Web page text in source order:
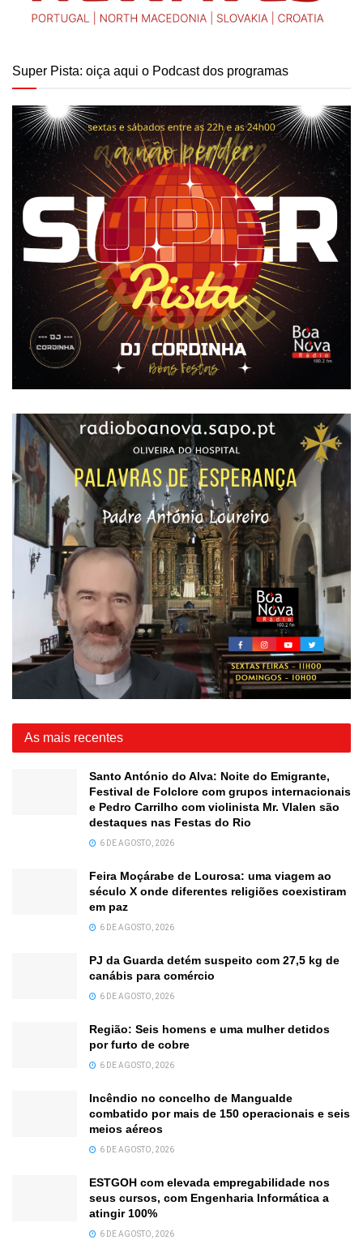
Super Pista: oiça aqui o Podcast dos programas
As mais recentes
Santo António do Alva: Noite do Emigrante,
Festival de Folclore com grupos internacionais
e Pedro Carrilho com violinista Mr. Vlalen são
destaques nas Festas do Rio
6 DE AGOSTO, 2026
Feira Moçárabe de Lourosa: uma viagem ao
século X onde diferentes religiões coexistiram
em paz
6 DE AGOSTO, 2026
PJ da Guarda detém suspeito com 27,5 kg de
canábis para comércio
6 DE AGOSTO, 2026
Região: Seis homens e uma mulher detidos
por furto de cobre
6 DE AGOSTO, 2026
Incêndio no concelho de Mangualde
combatido por mais de 150 operacionais e seis
meios aéreos
6 DE AGOSTO, 2026
ESTGOH com elevada empregabilidade nos
seus cursos, com Engenharia Informática a
atingir 100%
6 DE AGOSTO, 2026